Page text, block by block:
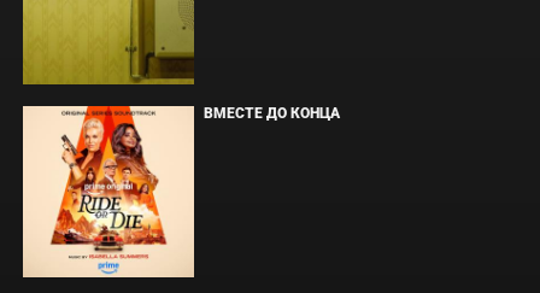
ВМЕСТЕ ДО КОНЦА